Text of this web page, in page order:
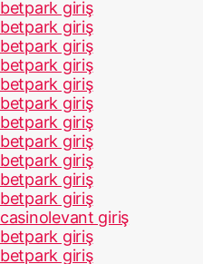
betpark giriş
betpark giriş
betpark giriş
betpark giriş
betpark giriş
betpark giriş
betpark giriş
betpark giriş
betpark giriş
betpark giriş
betpark giriş
casinolevant giriş
betpark giriş
betpark giriş